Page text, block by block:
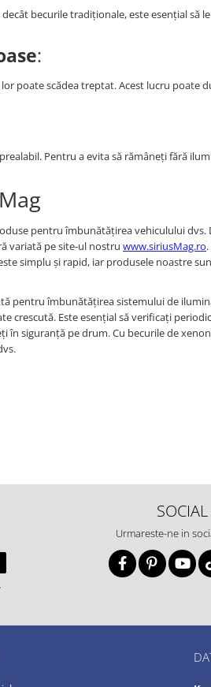
becurile tradiționale, este esențial să
:
poate scădea treptat. Acest lucru poate
Pentru a evita să rămâneți fără
pentru îmbunătățirea vehiculului
variată pe site-ul nostru www.siriusMag.ro
simplu și rapid, iar produsele noastre
pentru îmbunătățirea sistemului de
crescută. Este esențial să verificați
siguranță pe drum. Cu becurile de
SOCIAL
Urmareste-ne in